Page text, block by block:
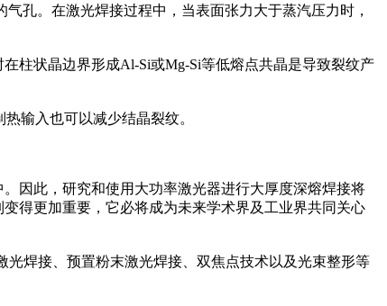
孔。在激光焊接过程中，当表面张力大于蒸汽压力时，
柱状晶边界形成Al-Si或Mg-Si等低熔点共晶是导致裂纹产
输入也可以减少结晶裂纹。
因此，研究和使用大功率激光器进行大厚度深熔焊接将
得更加重要，它必将成为未来学术界及工业界共同关心
焊接、预置粉末激光焊接、双焦点技术以及光束整形等